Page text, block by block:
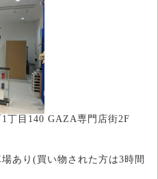
丁目140 GAZA専門店街2F
あり(買い物された方は3時間